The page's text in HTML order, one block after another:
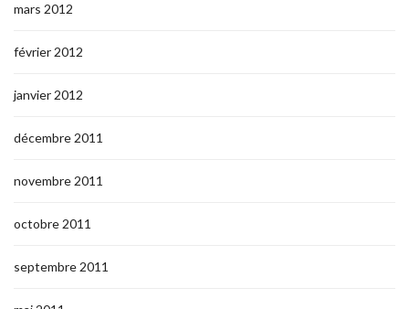
mars 2012
février 2012
janvier 2012
décembre 2011
novembre 2011
octobre 2011
septembre 2011